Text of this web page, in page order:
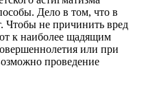
Дело в том, что в
Чтобы не причинить вред
к наиболее щадящим
или при
проведение